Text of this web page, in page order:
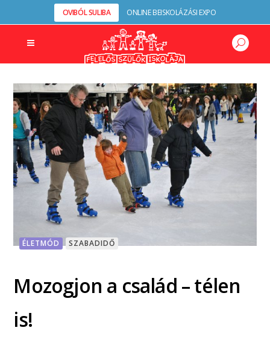
OVIBÓL SULIBA ONLINE BEISKOLÁZÁSI EXPO
ÉLETMÓD SZABADIDŐ
Mozogjon a család – télen
is!